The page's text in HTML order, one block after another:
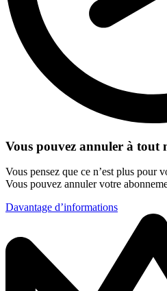
Vous pouvez annuler à tout
Vous pensez que ce n’est plus pour
Vous pouvez annuler votre
Davantage d’informations